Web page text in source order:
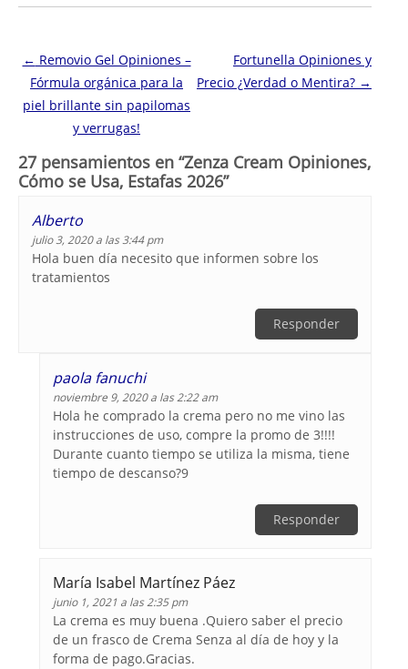
Navegación de entradas
← Removio Gel Opiniones –
Fórmula orgánica para la
piel brillante sin papilomas
y verrugas!
Fortunella Opiniones y
Precio ¿Verdad o Mentira? →
27 pensamientos en “Zenza Cream Opiniones,
Cómo se Usa, Estafas 2026”
Alberto
julio 3, 2020 a las 3:44 pm
Hola buen día necesito que informen sobre los
tratamientos
Responder
paola fanuchi
noviembre 9, 2020 a las 2:22 am
Hola he comprado la crema pero no me vino las
instrucciones de uso, compre la promo de 3!!!!
Durante cuanto tiempo se utiliza la misma, tiene
tiempo de descanso?9
Responder
María Isabel Martínez Páez
junio 1, 2021 a las 2:35 pm
La crema es muy buena .Quiero saber el precio
de un frasco de Crema Senza al día de hoy y la
forma de pago.Gracias.